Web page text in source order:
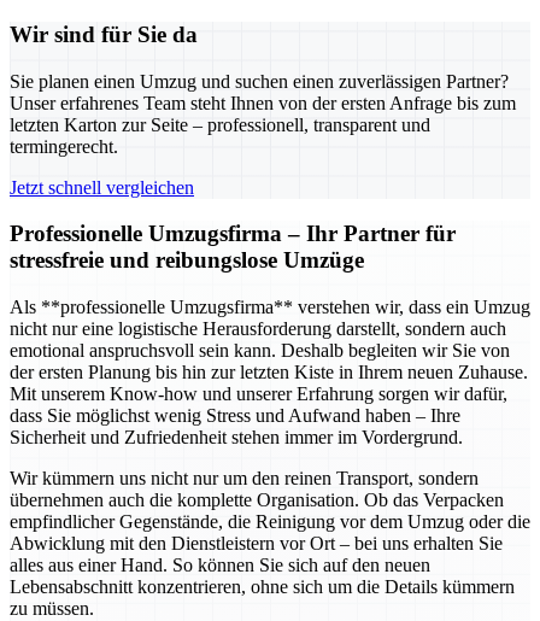
Wir sind für Sie da
Sie planen einen Umzug und suchen einen zuverlässigen Partner?
Unser erfahrenes Team steht Ihnen von der ersten Anfrage bis zum
letzten Karton zur Seite – professionell, transparent und
termingerecht.
Jetzt schnell vergleichen
Professionelle Umzugsfirma – Ihr Partner für
stressfreie und reibungslose Umzüge
Als **professionelle Umzugsfirma** verstehen wir, dass ein Umzug
nicht nur eine logistische Herausforderung darstellt, sondern auch
emotional anspruchsvoll sein kann. Deshalb begleiten wir Sie von
der ersten Planung bis hin zur letzten Kiste in Ihrem neuen Zuhause.
Mit unserem Know-how und unserer Erfahrung sorgen wir dafür,
dass Sie möglichst wenig Stress und Aufwand haben – Ihre
Sicherheit und Zufriedenheit stehen immer im Vordergrund.
Wir kümmern uns nicht nur um den reinen Transport, sondern
übernehmen auch die komplette Organisation. Ob das Verpacken
empfindlicher Gegenstände, die Reinigung vor dem Umzug oder die
Abwicklung mit den Dienstleistern vor Ort – bei uns erhalten Sie
alles aus einer Hand. So können Sie sich auf den neuen
Lebensabschnitt konzentrieren, ohne sich um die Details kümmern
zu müssen.